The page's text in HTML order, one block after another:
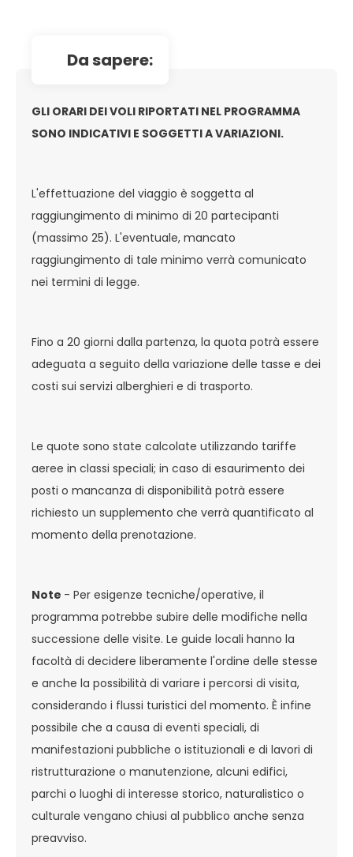
da sapere:
GLI ORARI DEI VOLI RIPORTATI NEL PROGRAMMA
SONO INDICATIVI E SOGGETTI A VARIAZIONI.
L'effettuazione del viaggio è soggetta al
raggiungimento di minimo di 20 partecipanti
(massimo 25). L'eventuale, mancato
raggiungimento di tale minimo verrà comunicato
nei termini di legge.
Fino a 20 giorni dalla partenza, la quota potrà essere
adeguata a seguito della variazione delle tasse e dei
costi sui servizi alberghieri e di trasporto.
Le quote sono state calcolate utilizzando tariffe
aeree in classi speciali; in caso di esaurimento dei
posti o mancanza di disponibilità potrà essere
richiesto un supplemento che verrà quantificato al
momento della prenotazione.
Note - Per esigenze tecniche/operative, il
programma potrebbe subire delle modifiche nella
successione delle visite. Le guide locali hanno la
facoltà di decidere liberamente l'ordine delle stesse
e anche la possibilità di variare i percorsi di visita,
considerando i flussi turistici del momento. È infine
possibile che a causa di eventi speciali, di
manifestazioni pubbliche o istituzionali e di lavori di
ristrutturazione o manutenzione, alcuni edifici,
parchi o luoghi di interesse storico, naturalistico o
culturale vengano chiusi al pubblico anche senza
preavviso.